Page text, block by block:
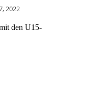
2022